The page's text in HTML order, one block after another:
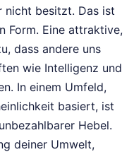
nicht besitzt. Das ist
Form. Eine attraktive,
dass andere uns
wie Intelligenz und
In einem Umfeld,
basiert, ist
Hebel.
deiner Umwelt,